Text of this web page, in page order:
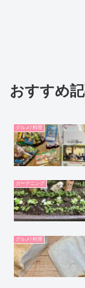
おすすめ
グルメ/ 料理
ガーデニング
グルメ/ 料理